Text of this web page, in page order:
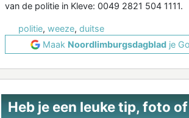
van de politie in Kleve: 0049 2821 504 1111.
politie, weeze, duitse
Maak Noordlimburgsdagbladje
Heb je een leuke tip, foto